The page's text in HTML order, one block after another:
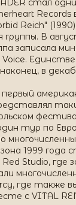
стал
Reich" (1990).
группы. В
записала
в
тур по
1999 года
Studio, где
где также
с VITAL